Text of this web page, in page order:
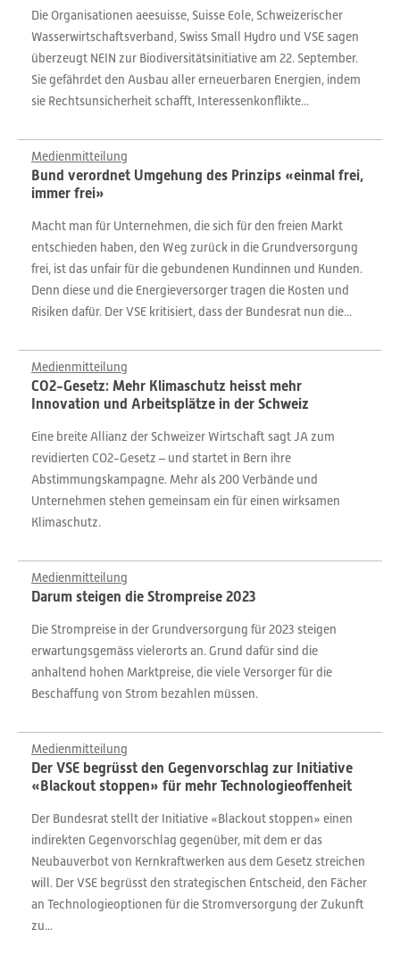
Die Organisationen aeesuisse, Suisse Eole, Schweizerischer
Wasserwirtschaftsverband, Swiss Small Hydro und VSE sagen
überzeugt NEIN zur Biodiversitätsinitiative am 22. September.
Sie gefährdet den Ausbau aller erneuerbaren Energien, indem
sie Rechtsunsicherheit schafft, Interessenkonflikte...
Medienmitteilung
Bund verordnet Umgehung des Prinzips «einmal frei,
immer frei»
Macht man für Unternehmen, die sich für den freien Markt
entschieden haben, den Weg zurück in die Grundversorgung
frei, ist das unfair für die gebundenen Kundinnen und Kunden.
Denn diese und die Energieversorger tragen die Kosten und
Risiken dafür. Der VSE kritisiert, dass der Bundesrat nun die...
Medienmitteilung
CO2-Gesetz: Mehr Klimaschutz heisst mehr
Innovation und Arbeitsplätze in der Schweiz
Eine breite Allianz der Schweizer Wirtschaft sagt JA zum
revidierten CO2-Gesetz – und startet in Bern ihre
Abstimmungskampagne. Mehr als 200 Verbände und
Unternehmen stehen gemeinsam ein für einen wirksamen
Klimaschutz.
Medienmitteilung
Darum steigen die Strompreise 2023
Die Strompreise in der Grundversorgung für 2023 steigen
erwartungsgemäss vielerorts an. Grund dafür sind die
anhaltend hohen Marktpreise, die viele Versorger für die
Beschaffung von Strom bezahlen müssen.
Medienmitteilung
Der VSE begrüsst den Gegenvorschlag zur Initiative
«Blackout stoppen» für mehr Technologieoffenheit
Der Bundesrat stellt der Initiative «Blackout stoppen» einen
indirekten Gegenvorschlag gegenüber, mit dem er das
Neubauverbot von Kernkraftwerken aus dem Gesetz streichen
will. Der VSE begrüsst den strategischen Entscheid, den Fächer
an Technologieoptionen für die Stromversorgung der Zukunft
zu...